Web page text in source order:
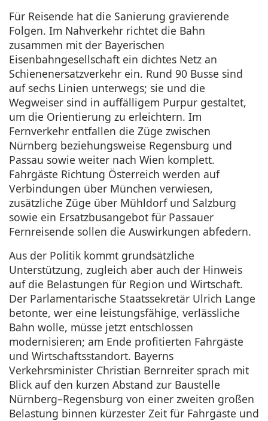
Für Reisende hat die Sanierung gravierende
Folgen. Im Nahverkehr richtet die Bahn
zusammen mit der Bayerischen
Eisenbahngesellschaft ein dichtes Netz an
Schienenersatzverkehr ein. Rund 90 Busse sind
auf sechs Linien unterwegs; sie und die
Wegweiser sind in auffälligem Purpur gestaltet,
um die Orientierung zu erleichtern. Im
Fernverkehr entfallen die Züge zwischen
Nürnberg beziehungsweise Regensburg und
Passau sowie weiter nach Wien komplett.
Fahrgäste Richtung Österreich werden auf
Verbindungen über München verwiesen,
zusätzliche Züge über Mühldorf und Salzburg
sowie ein Ersatzbusangebot für Passauer
Fernreisende sollen die Auswirkungen abfedern.
Aus der Politik kommt grundsätzliche
Unterstützung, zugleich aber auch der Hinweis
auf die Belastungen für Region und Wirtschaft.
Der Parlamentarische Staatssekretär Ulrich Lange
betonte, wer eine leistungsfähige, verlässliche
Bahn wolle, müsse jetzt entschlossen
modernisieren; am Ende profitierten Fahrgäste
und Wirtschaftsstandort. Bayerns
Verkehrsminister Christian Bernreiter sprach mit
Blick auf den kurzen Abstand zur Baustelle
Nürnberg–Regensburg von einer zweiten großen
Belastung binnen kürzester Zeit für Fahrgäste und